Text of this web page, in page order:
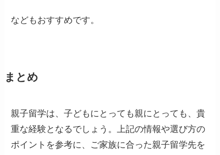
などもおすすめです。
まとめ
親子留学は、子どもにとっても親にとっても、貴
重な経験となるでしょう。上記の情報や選び方の
ポイントを参考に、ご家族に合った親子留学先を